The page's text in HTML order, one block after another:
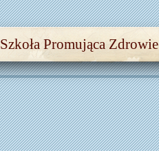
Szkoła Promująca Zdrowie